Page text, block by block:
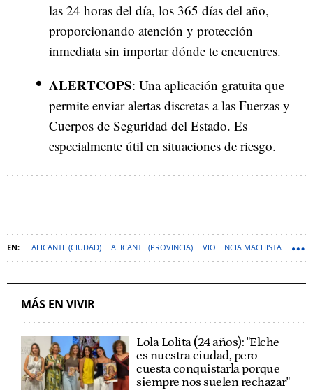
las 24 horas del día, los 365 días del año,
proporcionando atención y protección
inmediata sin importar dónde te encuentres.
ALERTCOPS: Una aplicación gratuita que
permite enviar alertas discretas a las Fuerzas y
Cuerpos de Seguridad del Estado. Es
especialmente útil en situaciones de riesgo.
ALICANTE (CIUDAD) ALICANTE (PROVINCIA) VIOLENCIA MACHISTA
MÁS EN VIVIR
Lola Lolita (24 años): "Elche
es nuestra ciudad, pero
cuesta conquistarla porque
siempre nos suelen rechazar"